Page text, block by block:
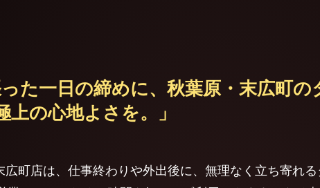
った一日の締めに、秋葉原・末広町
の心地よさを。」
町店は、仕事終わりや外出後に、無理なく立ち寄れ